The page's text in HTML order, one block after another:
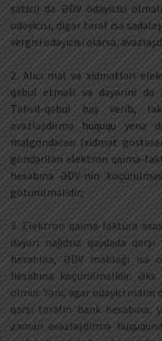
satıcı) də ƏDV ödəyicisi
ödəyicisi, digər tərəf isə
vergisi ödəyicisi olarsa,
2. Alıcı mal və xidmətləri
qəbul etməli və dəyərini də
Təhvil-qəbul baş verib,
əvəzləşdirmə hüququ yenə
malgöndərən (xidmət
göndərilən elektron qaimə-
hesabına ƏDV-nin
götürülməlidir;
3. Elektron qaimə-faktura
dəyəri nağdsız qaydada
hesabına, ƏDV məbləği isə
hesabına köçürülməlidir.
olmur. Yəni, əgər ödəyici
qarşı tərəfin bank hesabına,
zaman əvəzləşdirmə